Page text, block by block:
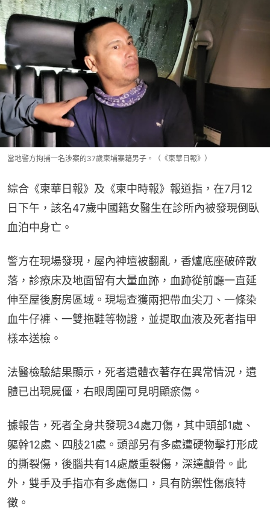
當地警方拘捕一名涉案的37歲柬埔寨籍男子。（《柬華日報》）
綜合《柬華日報》及《柬中時報》報道指，在7月12
日下午，該名47歲中國籍女醫生在診所內被發現倒臥
血泊中身亡。
警方在現場發現，屋內神壇被翻亂，香爐底座破碎散
落，診療床及地面留有大量血跡，血跡從前廳一直延
伸至屋後廚房區域。現場查獲兩把帶血尖刀、一條染
血牛仔褲、一雙拖鞋等物證，並提取血液及死者指甲
樣本送檢。
法醫檢驗結果顯示，死者遺體衣著存在異常情況，遺
體已出現屍僵，右眼周圍可見明顯瘀傷。
據報告，死者全身共發現34處刀傷，其中頭部1處、
軀幹12處、四肢21處。頭部另有多處遭硬物擊打形成
的撕裂傷，後腦共有14處嚴重裂傷，深達顱骨。此
外，雙手及手指亦有多處傷口，具有防禦性傷痕特
徵。